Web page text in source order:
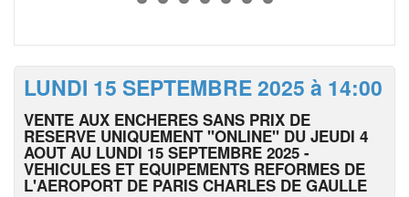
LUNDI 15 SEPTEMBRE 2025 à 14:00
VENTE AUX ENCHERES SANS PRIX DE
RESERVE UNIQUEMENT "ONLINE" DU JEUDI 4
AOUT AU LUNDI 15 SEPTEMBRE 2025 -
VEHICULES ET EQUIPEMENTS REFORMES DE
L'AEROPORT DE PARIS CHARLES DE GAULLE